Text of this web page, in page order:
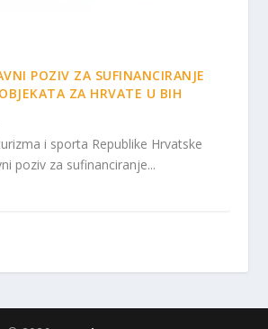
POZIV ZA SUFINANCIRANJE
ZA HRVATE U BIH
i sporta Republike Hrvatske
poziv za sufinanciranje...